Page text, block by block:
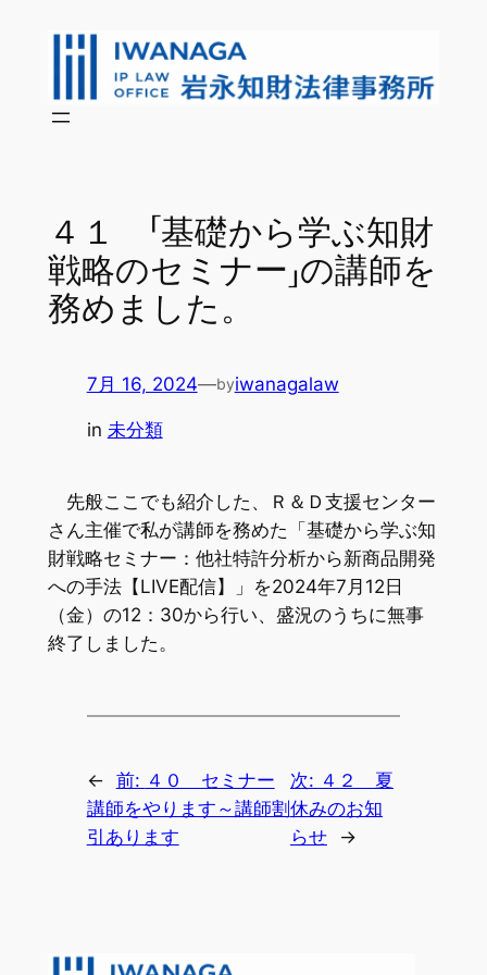
４１ 「基礎から学ぶ知財
戦略のセミナー」の講師を
務めました。
7月 16, 2024—byiwanagalaw
in 未分類
先般ここでも紹介した、Ｒ＆Ｄ支援センター
さん主催で私が講師を務めた「基礎から学ぶ知
財戦略セミナー：他社特許分析から新商品開発
への手法【LIVE配信】」を2024年7月12日
（金）の12：30から行い、盛況のうちに無事
終了しました。
← 前: ４０ セミナー
講師をやります～講師割
引あります
次: ４２ 夏
休みのお知
らせ
→